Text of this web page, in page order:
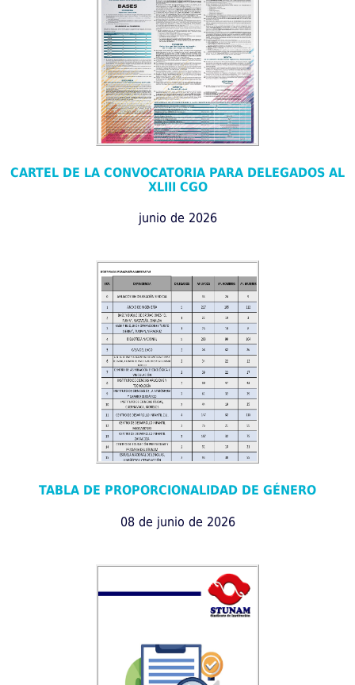
CARTEL DE LA CONVOCATORIA PARA DELEGADOS AL
XLIII CGO
junio de 2026
TABLA DE PROPORCIONALIDAD DE GÉNERO
08 de junio de 2026